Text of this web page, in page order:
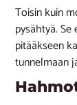
Toisin kuin
pysähtyä.
pitääkseen
tunnelmaan